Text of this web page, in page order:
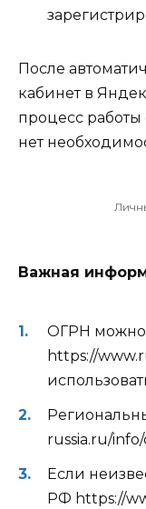
После
кабинет в
процесс
нет
Важная
ОГРН можно
https://
russia.ru/
Если
РФ https://